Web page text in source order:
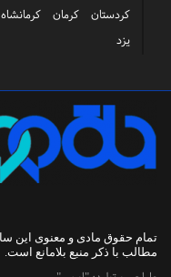
کردستان
کرمان کرمانشاه
یزد
تمام حقوق مادی و معنوی این
مطالب با ذکر منبع بلامانع است.